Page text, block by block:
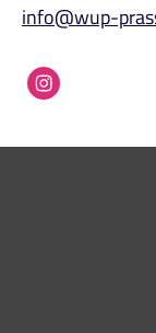
info@wup-